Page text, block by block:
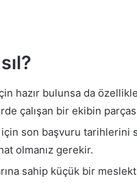
hazır bulunsa da
çalışan bir ekibin
son başvuru tarihlerini
olmanız gerekir.
sahip küçük bir